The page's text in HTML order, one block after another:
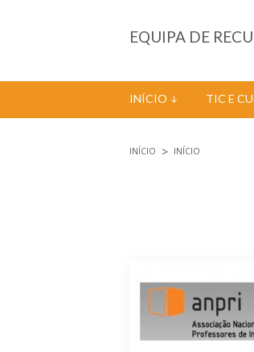
EQUIPA DE
INÍCIO TIC E
INÍCIO INÍCIO
Páginas